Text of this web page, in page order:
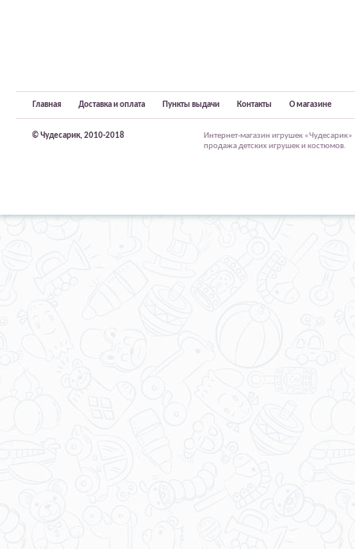
Главная Доставка и оплата Пункты выдачи Контакты О магазине
© Чудесарик, 2010-2018
Интернет-магазин игрушек
продажа детских игрушек и костюмов.